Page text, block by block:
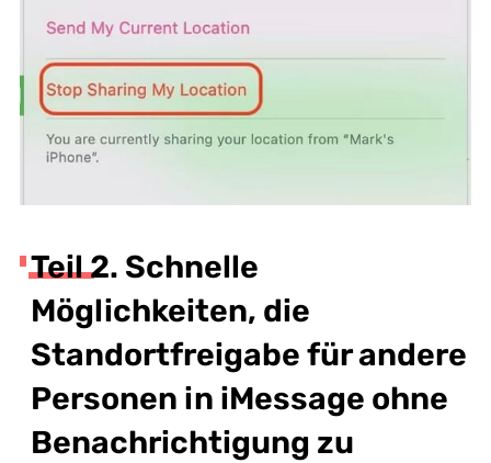
Teil 2. Schnelle
Möglichkeiten, die
Standortfreigabe für andere
Personen in iMessage ohne
Benachrichtigung zu